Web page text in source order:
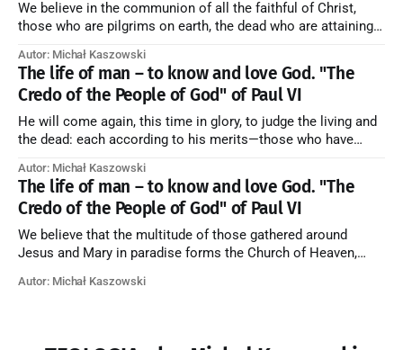
We believe in the communion of all the faithful of Christ,
those who are pilgrims on earth, the dead who are attaining
forming one Church; and we believe that in this communion
the merciful love of God and His saints is
Autor: Michał Kaszowski
The life of man – to know and love God. "The
Credo of the People of God" of Paul VI
He will come again, this time in glory, to judge the living and
the dead: each according to his merits—those who have
those who have refused them to the end going to the fire that
is not
Autor: Michał Kaszowski
The life of man – to know and love God. "The
Credo of the People of God" of Paul VI
We believe that the multitude of those gathered around
Jesus and Mary in paradise forms the Church of Heaven,
they also, in different degrees, are associated with the holy
Autor: Michał Kaszowski